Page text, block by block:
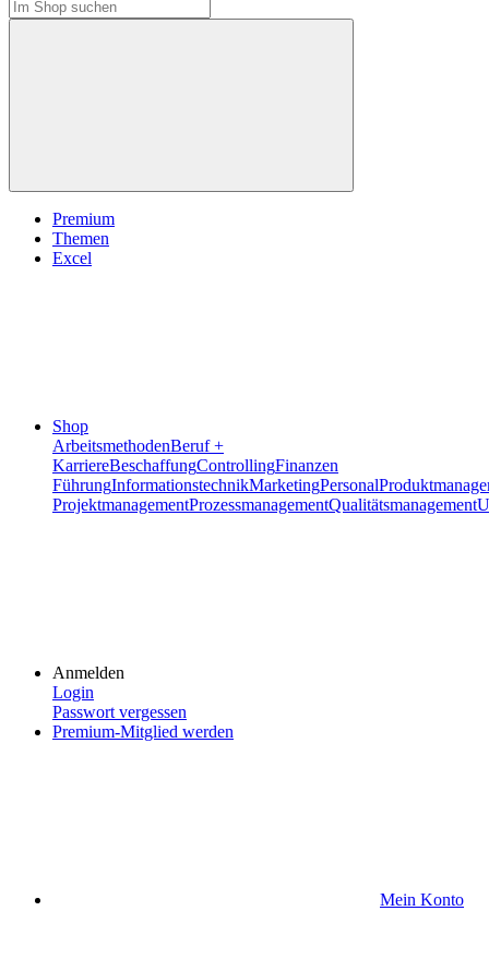
Premium
Themen
Excel
Shop
ArbeitsmethodenBeruf +
KarriereBeschaffungControllingFinanzen
FührungInformationstechnikMarketingPersonal
ProjektmanagementProzessmanagementQualitätsmanagement
Anmelden
Login
Passwort vergessen
Premium-Mitglied werden
Mein Konto